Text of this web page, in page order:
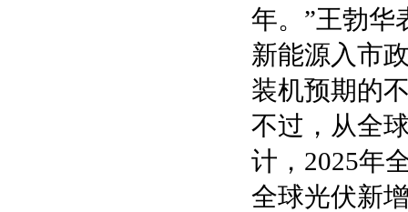
年。”王勃华
新能源入市
装机预期的
不过，从全
计，2025年
全球光伏新